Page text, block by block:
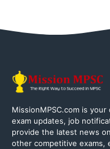
MissionMPSC.com is
exam updates, job
provide the latest news
other competitive exams,